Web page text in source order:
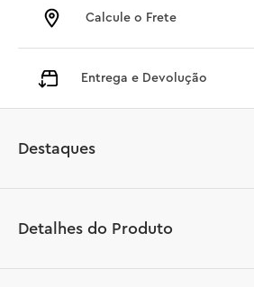
Calcule o Frete
Entrega e Devolução
Destaques
Detalhes do Produto